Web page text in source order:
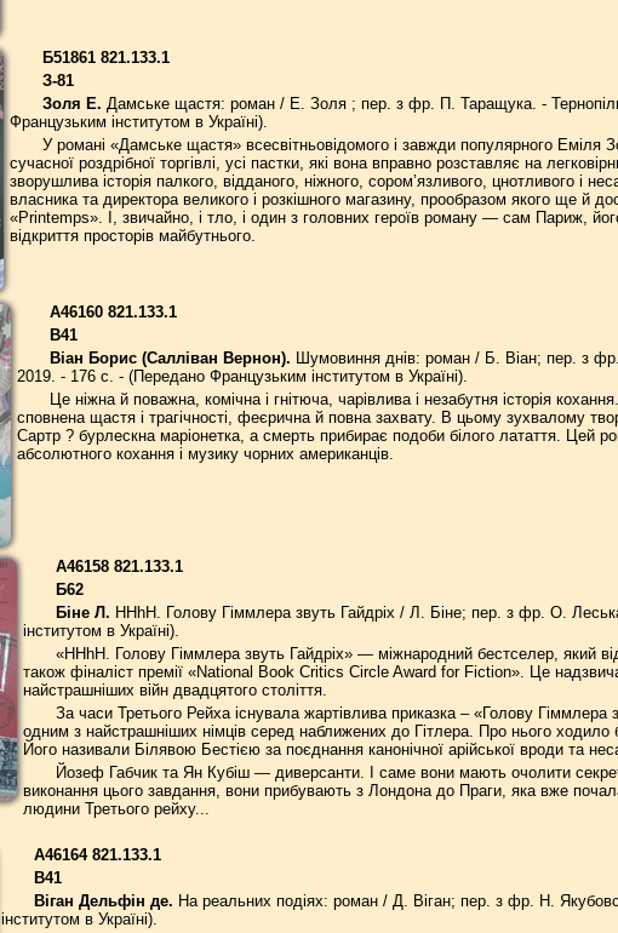
Б51861 821.133.1
З-81
Золя Е. Дамське щастя: роман / Е. Золя ; пер. з фр. П. Таращука. -
Французьким інститутом в Україні).
У романі «Дамське щастя» всесвітньовідомого і завжди популярного
сучасної роздрібної торгівлі, усі пастки, які вона вправно розставляє на
зворушлива історія палкого, відданого, ніжного, сором’язливого, цнотливого і
власника та директора великого і розкішного магазину, прообразом якого ще й
«Printemps». І, звичайно, і тло, і один з головних героїв роману — сам Париж,
відкриття просторів майбутнього.
А46160 821.133.1
В41
Віан Борис (Салліван Вернон). Шумовиння днів: роман / Б. Віан; пер. з
2019. - 176 с. - (Передано Французьким інститутом в Україні).
Це ніжна й поважна, комічна і гнітюча, чарівлива і незабутня історія
сповнена щастя і трагічності, феєрична й повна захвату. В цьому зухвалому
Сартр ? бурлескна маріонетка, а смерть прибирає подоби білого латаття. Цей
абсолютного кохання і музику чорних американців.
А46158 821.133.1
Б62
Біне Л. HHhH. Голову Гіммлера звуть Гайдріх / Л. Біне; пер. з фр. О.
інститутом в Україні).
«HHhH. Голову Гіммлера звуть Гайдріх» — міжнародний бестселер, який
також фіналіст премії «National Book Critics Circle Award for Fiction». Це
найстрашніших війн двадцятого століття.
За часи Третього Рейха існувала жартівлива приказка – «Голову
одним з найстрашніших німців серед наближених до Гітлера. Про нього
Його називали Білявою Бестією за поєднання канонічної арійської вроди та
Йозеф Габчик та Ян Кубіш — диверсанти. І саме вони мають очолити
виконання цього завдання, вони прибувають з Лондона до Праги, яка вже
людини Третього рейху...
А46164 821.133.1
В41
Віган Дельфін де. На реальних подіях: роман / Д. Віган; пер. з фр. Н.
інститутом в Україні).